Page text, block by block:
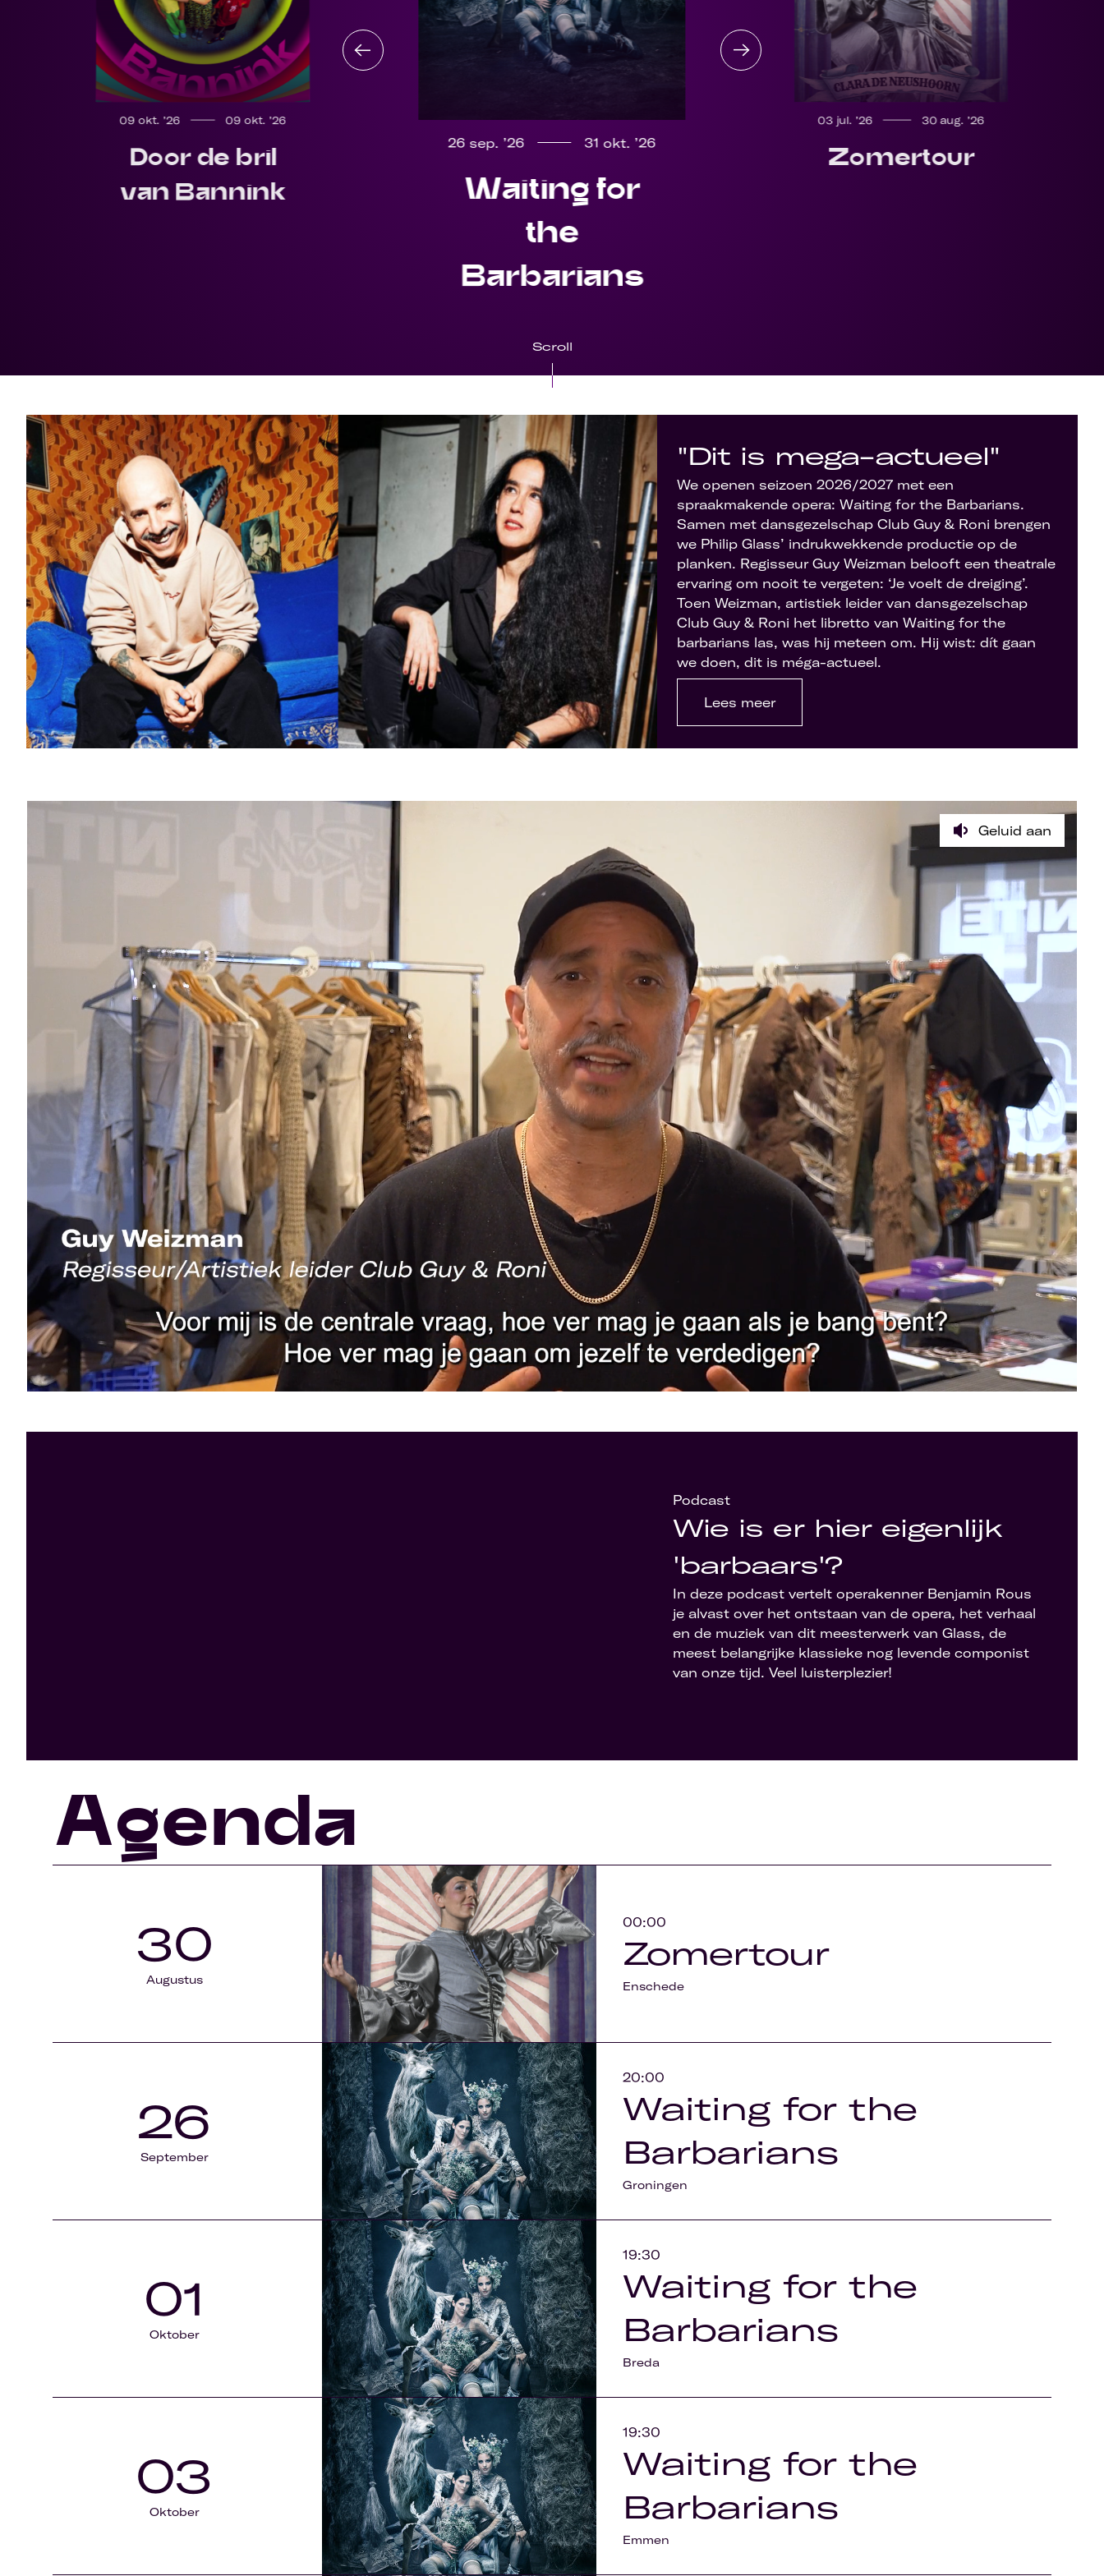
09 okt. ’26 09 okt. ’26
Door de bril
van Bannink
26 sep. ’26 31 okt. ’26
Waiting for
the
Barbarians
03 jul. ’26 30 aug. ’26
Zomertour
Scroll
"Dit is mega-actueel"
We openen seizoen 2026/2027 met een
spraakmakende opera: Waiting for the Barbarians.
Samen met dansgezelschap Club Guy & Roni brengen
we Philip Glass’ indrukwekkende productie op de
planken. Regisseur Guy Weizman belooft een theatrale
ervaring om nooit te vergeten: ‘Je voelt de dreiging’.
Toen Weizman, artistiek leider van dansgezelschap
Club Guy & Roni het libretto van Waiting for the
barbarians las, was hij meteen om. Hij wist: dít gaan
we doen, dit is méga-actueel.
Lees meer
Geluid aan
Podcast
Wie is er hier eigenlijk
'barbaars'?
In deze podcast vertelt operakenner Benjamin Rous
je alvast over het ontstaan van de opera, het verhaal
en de muziek van dit meesterwerk van Glass, de
meest belangrijke klassieke nog levende componist
van onze tijd. Veel luisterplezier!
Agenda
30
Augustus
00:00
Zomertour
Enschede
26
September
20:00
Waiting for the
Barbarians
Groningen
01
Oktober
19:30
Waiting for the
Barbarians
Breda
03
Oktober
19:30
Waiting for the
Barbarians
Emmen